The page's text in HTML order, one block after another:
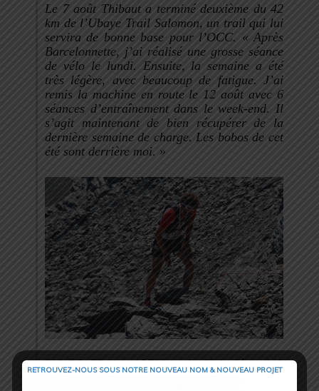
Le 7 août Thibaut a terminé deuxième du 42
km de l’Ubaye Trail Salomon, un trailqui lui
servira de bonne base pour l’OCC. « Après
Barcelonnette, j’ai réalisé une grosse séance
de vélo le lundi. Ensuite, la semaine a été
très légère, avec beaucoup de fatigue. J’ai
remis la machine en route le 12 août avec 6
séances d’entraînement dans le week-end. Il
s’agit maintenant de bien récupérer de la
dernière semaine de charge. Les bobos de cet
été sont derrière moi. »
L’OCC, 55 km et 3500 m de dénivelé positif,
part d’Orsières dans le Valais suisse avant de
RETROUVEZ-NOUS SOUS NOTRE NOUVEAU NOM & NOUVEAU PROJET